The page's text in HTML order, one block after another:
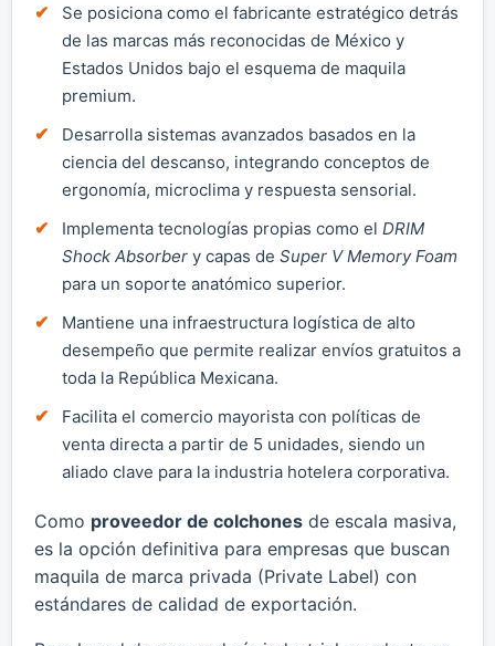
Se posiciona como el fabricante estratégico detrás
de las marcas más reconocidas de México y
Estados Unidos bajo el esquema de maquila
premium.
Desarrolla sistemas avanzados basados en la
ciencia del descanso, integrando conceptos de
ergonomía, microclima y respuesta sensorial.
Implementa tecnologías propias como el DRIM
Shock Absorber y capas de Super V Memory Foam
para un soporte anatómico superior.
Mantiene una infraestructura logística de alto
desempeño que permite realizar envíos gratuitos a
toda la República Mexicana.
Facilita el comercio mayorista con políticas de
venta directa a partir de 5 unidades, siendo un
aliado clave para la industria hotelera corporativa.
Como proveedor de colchones de escala masiva,
es la opción definitiva para empresas que buscan
maquila de marca privada (Private Label) con
estándares de calidad de exportación.